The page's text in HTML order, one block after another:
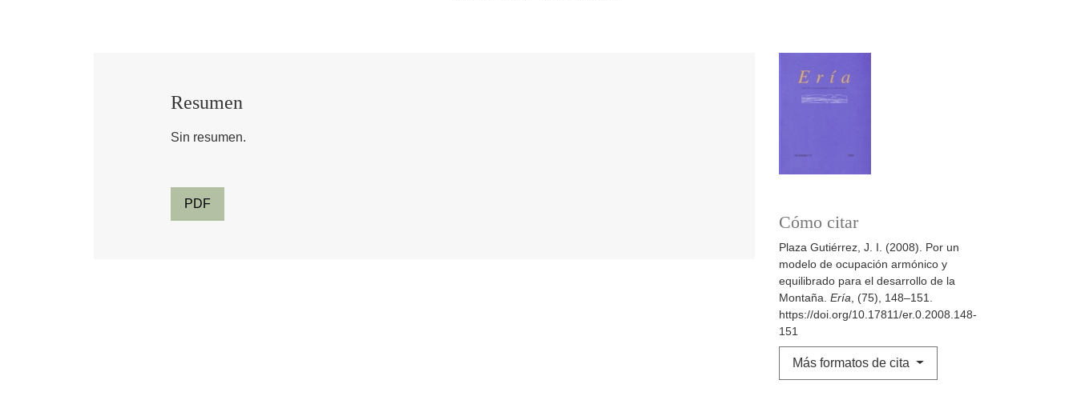
Cómo citar
Plaza Gutiérrez, J. I. (2008). Por un
modelo de ocupación armónico y
equilibrado para el desarrollo de la
Montaña. Ería, (75), 148–151.
https://doi.org/10.17811/er.0.2008.148-
151
Más formatos de cita
Resumen
Sin resumen.
PDF